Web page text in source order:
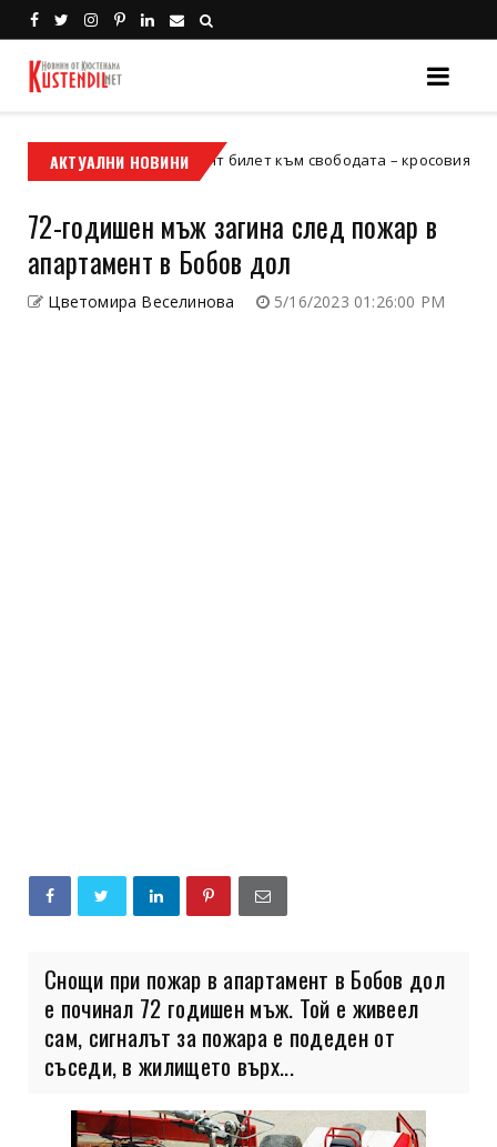
АКТУАЛНИ НОВИНИ
Кой е твоят билет към свободата – кросовият мотор или
72-годишен мъж загина след пожар в
апартамент в Бобов дол
Цветомира Веселинова 5/16/2023 01:26:00 PM
Снощи при пожар в апартамент в Бобов дол
е починал 72 годишен мъж. Той е живеел
сам, сигналът за пожара е подеден от
съседи, в жилището върх...